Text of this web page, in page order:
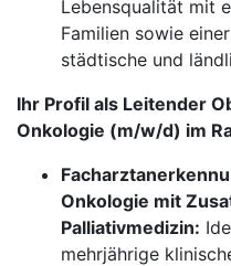
Lebensqualität mit
Familien sowie
städtische und
Ihr Profil als Leitender
Onkologie (m/w/d) im
Onkologie mit
Palliativmedizin:
mehrjährige